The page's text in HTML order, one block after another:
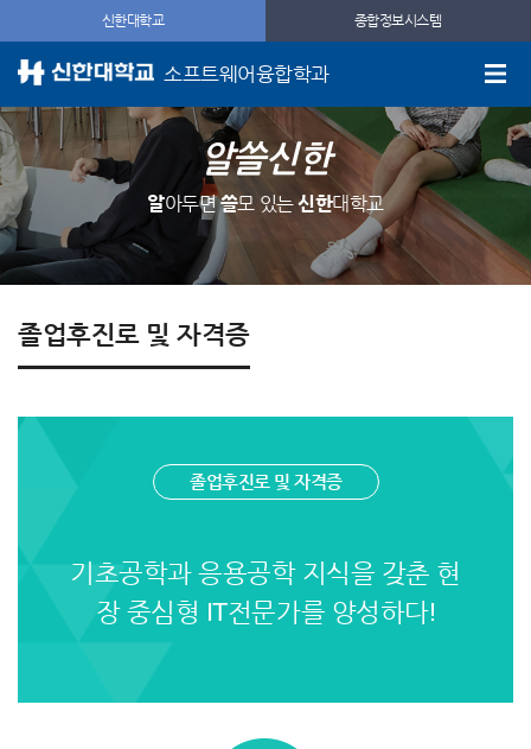
신한대학교 종합정보시스템
소프트웨어융합학과
알쓸신한
알아두면쓸모 있는신한대학교
졸업후진로 및 자격증
졸업후진로 및 자격증
기초공학과 응용공학 지식을 갖춘 현
장 중심형 IT전문가를 양성하다!